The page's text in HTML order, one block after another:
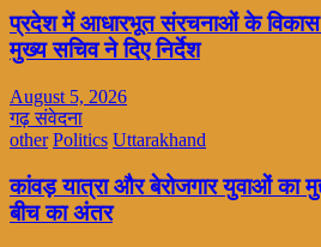
प्रदेश में आधारभूत संरचनाओं के
मुख्य सचिव ने दिए निर्देश
August 5, 2026
गढ़ संवेदना
other Politics Uttarakhand
कांवड़ यात्रा और बेरोजगार युवाओं का
बीच का अंतर